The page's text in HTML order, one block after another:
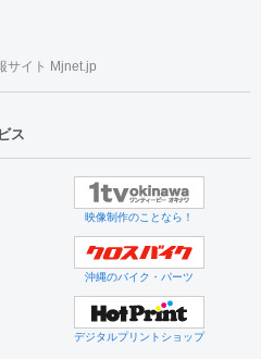
サイト Mjnet.jp
ス
映像制作のことなら！
沖縄のバイク・パーツ
デジタルプリントショップ